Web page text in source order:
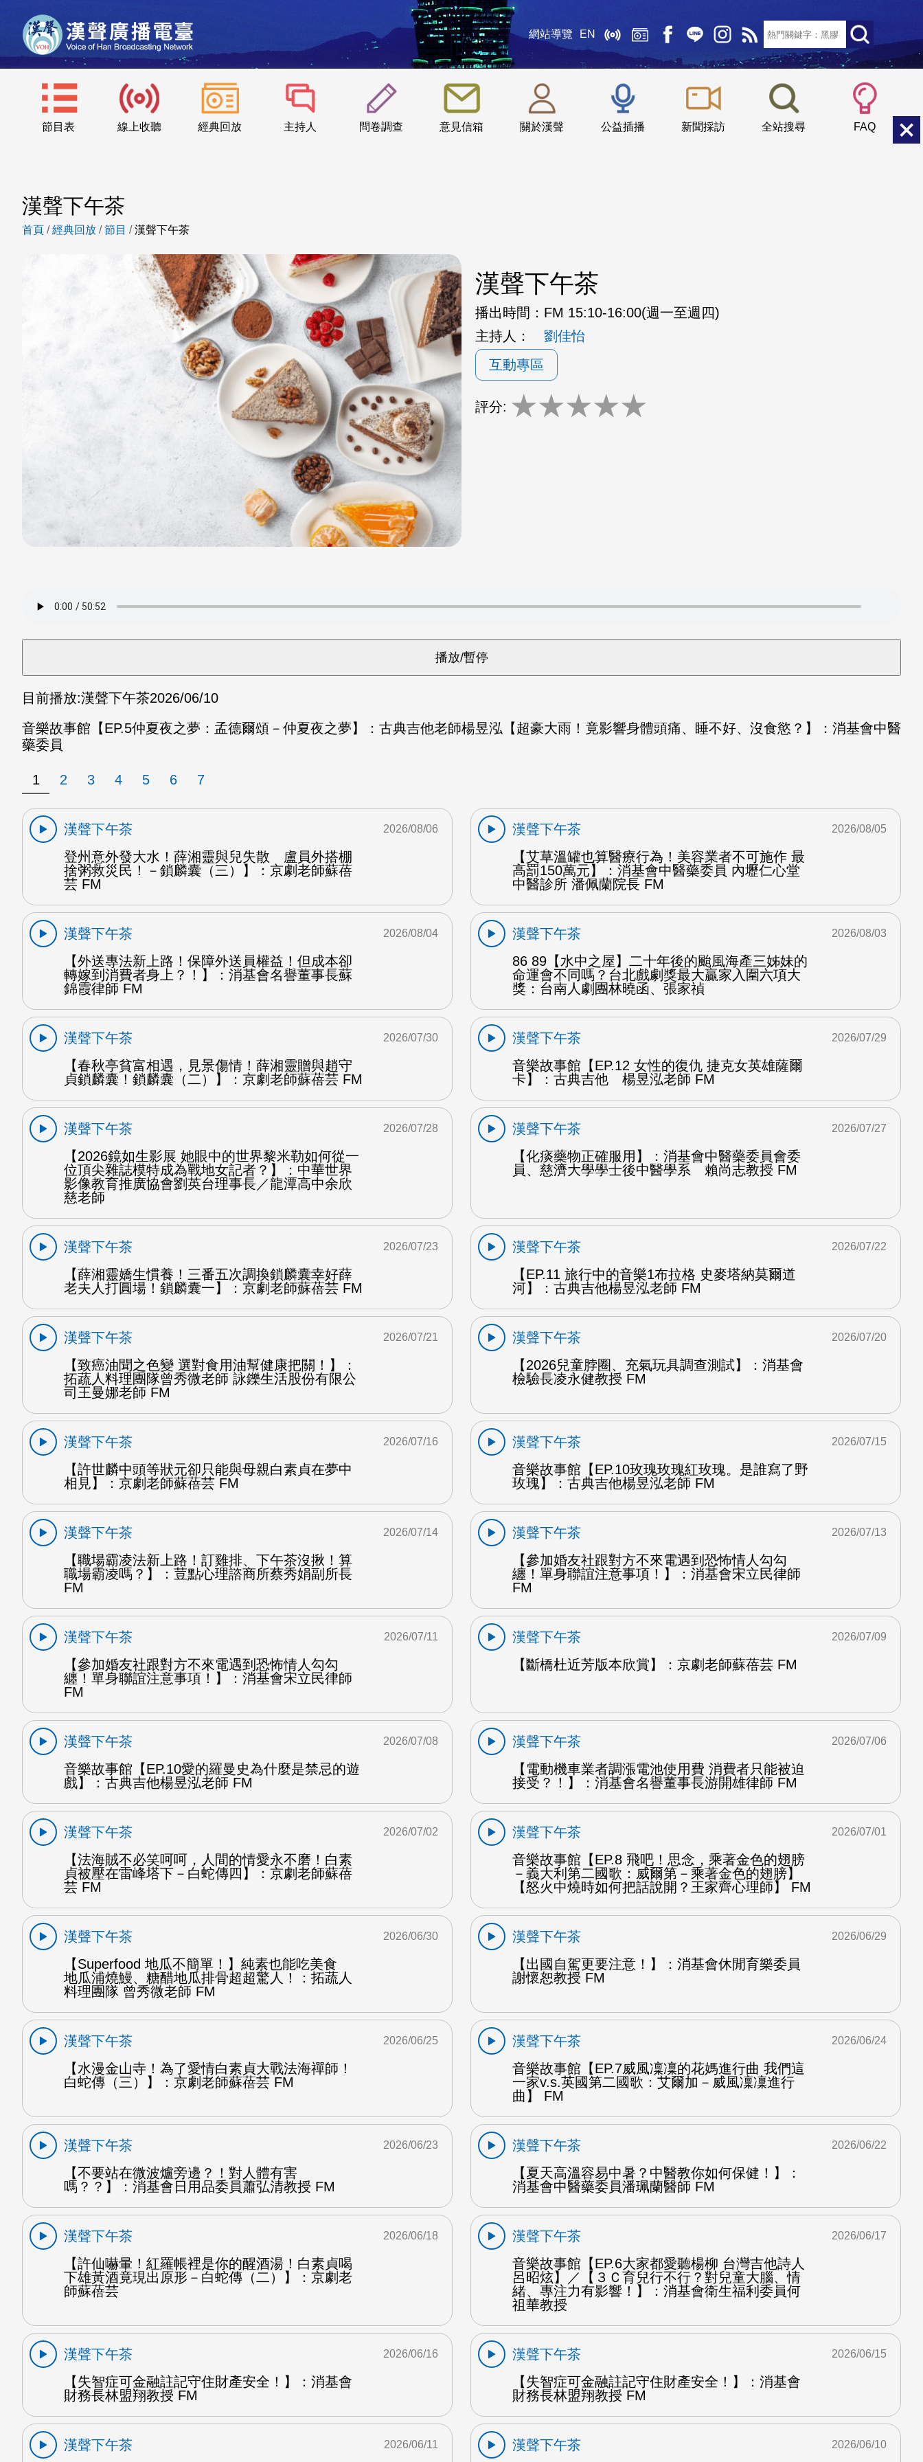
網站導覽 EN
節目表 線上收聽 經典回放 主持人 問卷調查 意見信箱 關於漢聲 公益插播 新聞採訪 全站搜尋 FAQ
::: 小 中
漢聲下午茶
首頁 /經典回放 /節目 /漢聲下午茶
漢聲下午茶
播出時間： FM 15:10-16:00(週一至週四)
主持人：
劉佳怡
互動專區
評分: ★★★★★
目前播放:漢聲下午茶2026/06/10
音樂故事館【EP.5仲夏夜之夢：孟德爾頌－仲夏夜之夢】：古典吉他老師楊昱泓【超豪大雨！竟影響身體頭痛、睡不好、沒食慾？】：消基會中醫
藥委員
1 2 3 4 5 6 7
漢聲下午茶
登州意外發大水！薛湘靈與兒失散 盧員外搭棚
捨粥救災民！－鎖麟囊（三）】：京劇老師蘇蓓
芸 FM
2026/08/06
漢聲下午茶
【艾草溫罐也算醫療行為！美容業者不可施作 最
高罰150萬元】：消基會中醫藥委員 內壢仁心堂
中醫診所 潘佩蘭院長 FM
2026/08/05
漢聲下午茶
【外送專法新上路！保障外送員權益！但成本卻
轉嫁到消費者身上？！】：消基會名譽董事長蘇
錦霞律師 FM
2026/08/04
漢聲下午茶
86 89【水中之屋】二十年後的颱風海產三姊妹的
命運會不同嗎？台北戲劇獎最大贏家入圍六項大
獎：台南人劇團林曉函、張家禎
2026/08/03
漢聲下午茶
【春秋亭貧富相遇，見景傷情！薛湘靈贈與趙守
貞鎖麟囊！鎖麟囊（二）】：京劇老師蘇蓓芸 FM
2026/07/30
漢聲下午茶
音樂故事館【EP.12 女性的復仇 捷克女英雄薩爾
卡】：古典吉他 楊昱泓老師 FM
2026/07/29
漢聲下午茶
【2026鏡如生影展 她眼中的世界黎米勒如何從一
位頂尖雜誌模特成為戰地女記者？】：中華世界
影像教育推廣協會劉英台理事長／龍潭高中余欣
慈老師
2026/07/28
漢聲下午茶
【化痰藥物正確服用】：消基會中醫藥委員會委
員、慈濟大學學士後中醫學系 賴尚志教授 FM
2026/07/27
漢聲下午茶
【薛湘靈嬌生慣養！三番五次調換鎖麟囊幸好薛
老夫人打圓場！鎖麟囊一】：京劇老師蘇蓓芸 FM
2026/07/23
漢聲下午茶
【EP.11 旅行中的音樂1布拉格 史麥塔納莫爾道
河】：古典吉他楊昱泓老師 FM
2026/07/22
漢聲下午茶
【致癌油聞之色變 選對食用油幫健康把關！】：
拓蔬人料理團隊曾秀微老師 詠鑠生活股份有限公
司王曼娜老師 FM
2026/07/21
漢聲下午茶
【2026兒童脖圈、充氣玩具調查測試】：消基會
檢驗長凌永健教授 FM
2026/07/20
漢聲下午茶
【許世麟中頭等狀元卻只能與母親白素貞在夢中
相見】：京劇老師蘇蓓芸 FM
2026/07/16
漢聲下午茶
音樂故事館【EP.10玫瑰玫瑰紅玫瑰。是誰寫了野
玫瑰】：古典吉他楊昱泓老師 FM
2026/07/15
漢聲下午茶
【職場霸凌法新上路！訂雞排、下午茶沒揪！算
職場霸凌嗎？】：荳點心理諮商所蔡秀娟副所長
FM
2026/07/14
漢聲下午茶
【參加婚友社跟對方不來電遇到恐怖情人勾勾
纏！單身聯誼注意事項！】：消基會宋立民律師
FM
2026/07/13
漢聲下午茶
【參加婚友社跟對方不來電遇到恐怖情人勾勾
纏！單身聯誼注意事項！】：消基會宋立民律師
FM
2026/07/11
漢聲下午茶
【斷橋杜近芳版本欣賞】：京劇老師蘇蓓芸 FM
2026/07/09
漢聲下午茶
音樂故事館【EP.10愛的羅曼史為什麼是禁忌的遊
戲】：古典吉他楊昱泓老師 FM
2026/07/08
漢聲下午茶
【電動機車業者調漲電池使用費 消費者只能被迫
接受？！】：消基會名譽董事長游開雄律師 FM
2026/07/06
漢聲下午茶
【法海賊不必笑呵呵，人間的情愛永不磨！白素
貞被壓在雷峰塔下－白蛇傳四】：京劇老師蘇蓓
芸 FM
2026/07/02
漢聲下午茶
音樂故事館【EP.8 飛吧！思念，乘著金色的翅膀
－義大利第二國歌：威爾第－乘著金色的翅膀】
【怒火中燒時如何把話說開？王家齊心理師】 FM
2026/07/01
漢聲下午茶
【Superfood 地瓜不簡單！】純素也能吃美食
地瓜浦燒鰻、糖醋地瓜排骨超超驚人！：拓蔬人
料理團隊 曾秀微老師 FM
2026/06/30
漢聲下午茶
【出國自駕更要注意！】：消基會休閒育樂委員
謝懷恕教授 FM
2026/06/29
漢聲下午茶
【水漫金山寺！為了愛情白素貞大戰法海禪師！
白蛇傳（三）】：京劇老師蘇蓓芸 FM
2026/06/25
漢聲下午茶
音樂故事館【EP.7威風凜凜的花媽進行曲 我們這
一家v.s.英國第二國歌：艾爾加－威風凜凜進行
曲】 FM
2026/06/24
漢聲下午茶
【不要站在微波爐旁邊？！對人體有害
嗎？？】：消基會日用品委員蕭弘清教授 FM
2026/06/23
漢聲下午茶
【夏天高溫容易中暑？中醫教你如何保健！】：
消基會中醫藥委員潘珮蘭醫師 FM
2026/06/22
漢聲下午茶
【許仙嚇暈！紅羅帳裡是你的醒酒湯！白素貞喝
下雄黃酒竟現出原形－白蛇傳（二）】：京劇老
師蘇蓓芸
2026/06/18
漢聲下午茶
音樂故事館【EP.6大家都愛聽楊柳 台灣吉他詩人
呂昭炫】／【３Ｃ育兒行不行？對兒童大腦、情
緒、專注力有影響！】：消基會衛生福利委員何
祖華教授
2026/06/17
漢聲下午茶
【失智症可金融註記守住財產安全！】：消基會
財務長林盟翔教授 FM
2026/06/16
漢聲下午茶
【失智症可金融註記守住財產安全！】：消基會
財務長林盟翔教授 FM
2026/06/15
漢聲下午茶 2026/06/11 漢聲下午茶 2026/06/10